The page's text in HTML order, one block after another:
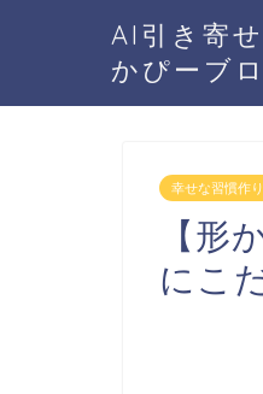
AI引き寄
かぴーブ
幸せな習慣作り
【形
にこ